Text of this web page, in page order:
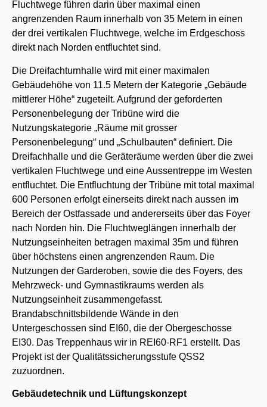
Fluchtwege führen darin über maximal einen
angrenzenden Raum innerhalb von 35 Metern in einen
der drei vertikalen Fluchtwege, welche im Erdgeschoss
direkt nach Norden entfluchtet sind.
Die Dreifachturnhalle wird mit einer maximalen
Gebäudehöhe von 11.5 Metern der Kategorie „Gebäude
mittlerer Höhe“ zugeteilt. Aufgrund der geforderten
Personenbelegung der Tribüne wird die
Nutzungskategorie „Räume mit grosser
Personenbelegung“ und „Schulbauten“ definiert. Die
Dreifachhalle und die Geräteräume werden über die zwei
vertikalen Fluchtwege und eine Aussentreppe im Westen
entfluchtet. Die Entfluchtung der Tribüne mit total maximal
600 Personen erfolgt einerseits direkt nach aussen im
Bereich der Ostfassade und andererseits über das Foyer
nach Norden hin. Die Fluchtweglängen innerhalb der
Nutzungseinheiten betragen maximal 35m und führen
über höchstens einen angrenzenden Raum. Die
Nutzungen der Garderoben, sowie die des Foyers, des
Mehrzweck- und Gymnastikraums werden als
Nutzungseinheit zusammengefasst.
Brandabschnittsbildende Wände in den
Untergeschossen sind EI60, die der Obergeschosse
EI30. Das Treppenhaus wir in REI60-RF1 erstellt. Das
Projekt ist der Qualitätssicherungsstufe QSS2
zuzuordnen.
Gebäudetechnik und Lüftungskonzept